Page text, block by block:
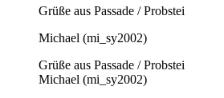
Grüße aus Passade / Probstei
Michael (mi_sy2002)
Grüße aus Passade / Probstei
Michael (mi_sy2002)